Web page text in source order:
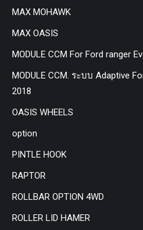
MAX MOHAWK
MAX OASIS
MODULE CCM For Ford ranger
MODULE CCM. ระบบ Adaptive
2018
OASIS WHEELS
option
PINTLE HOOK
RAPTOR
ROLLBAR OPTION 4WD
ROLLER LID HAMER